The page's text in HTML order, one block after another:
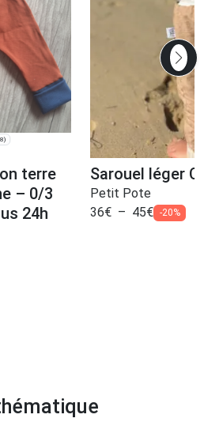
terre
– 0/3
24h
Sarouel léger
Petit Pote
36€ – 45€ -20%